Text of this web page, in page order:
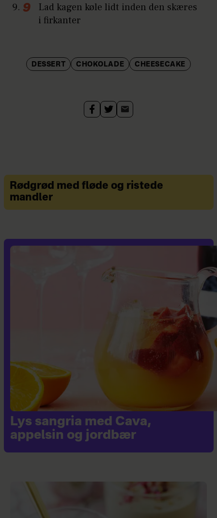
Lad kagen køle lidt inden den skæres
i firkanter
DESSERT CHOKOLADE CHEESECAKE
Rødgrød med fløde og ristede
mandler
Lys sangria med Cava,
appelsin og jordbær